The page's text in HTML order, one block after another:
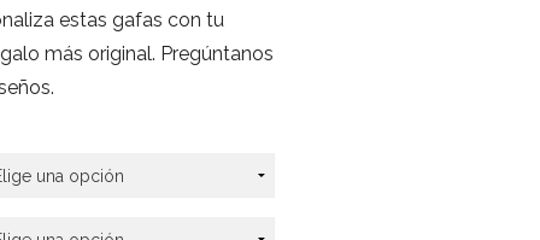
estas gafas con tu
más original. Pregúntanos